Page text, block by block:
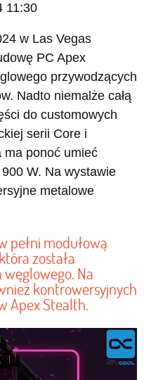
11:30
w Las Vegas
PC Apex
przywodzących
Nadto niemalże całą
do customowych
serii Core i
ma ponoć umieć
W. Na wystawie
metalowe
pełni modułową
została
Na
kontrowersyjnych
Apex Stealth.